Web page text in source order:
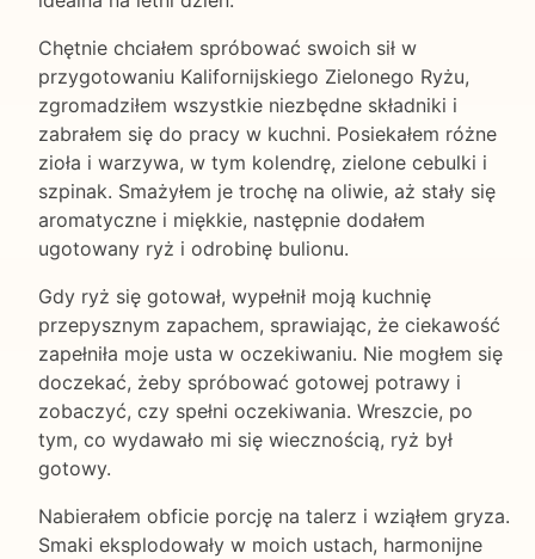
Chętnie chciałem spróbować swoich sił w
przygotowaniu Kalifornijskiego Zielonego Ryżu,
zgromadziłem wszystkie niezbędne składniki i
zabrałem się do pracy w kuchni. Posiekałem różne
zioła i warzywa, w tym kolendrę, zielone cebulki i
szpinak. Smażyłem je trochę na oliwie, aż stały się
aromatyczne i miękkie, następnie dodałem
ugotowany ryż i odrobinę bulionu.
Gdy ryż się gotował, wypełnił moją kuchnię
przepysznym zapachem, sprawiając, że ciekawość
zapełniła moje usta w oczekiwaniu. Nie mogłem się
doczekać, żeby spróbować gotowej potrawy i
zobaczyć, czy spełni oczekiwania. Wreszcie, po
tym, co wydawało mi się wiecznością, ryż był
gotowy.
Nabierałem obficie porcję na talerz i wziąłem gryza.
Smaki eksplodowały w moich ustach, harmonijne